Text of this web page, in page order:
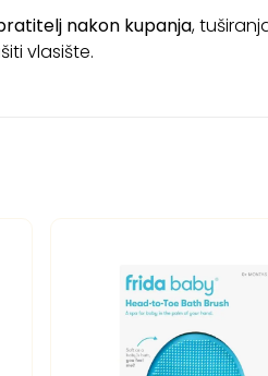
nakon kupanja,
vlasište.